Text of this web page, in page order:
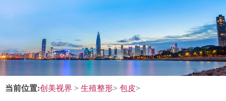
当前位置:创美视界 > 生殖整形> 包皮>